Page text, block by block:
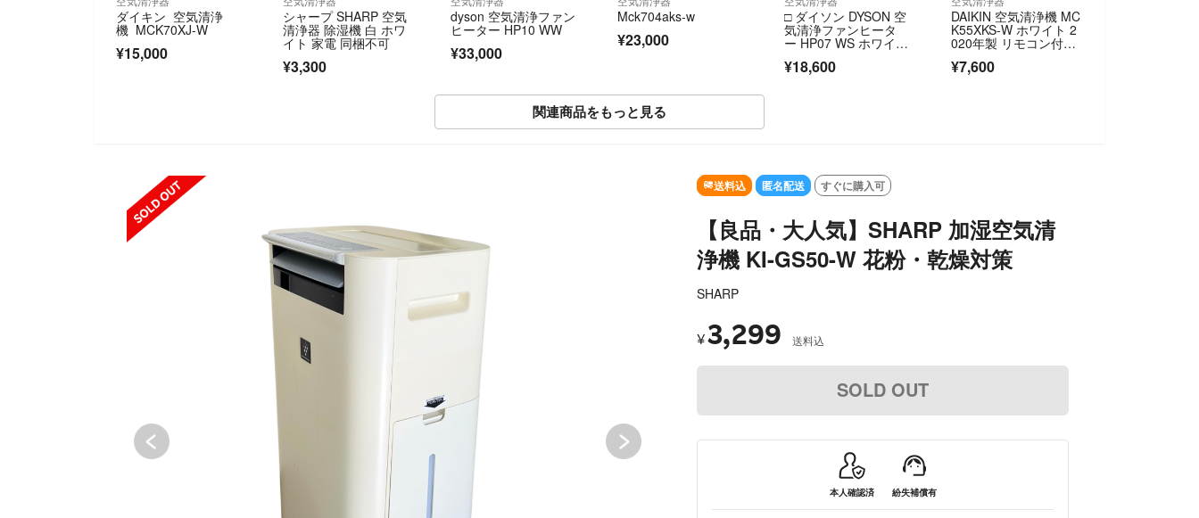
ダイキン 空気清浄
機 MCK70XJ-W
¥15,000
シャープ SHARP 空気
清浄器 除湿機 白 ホワ
イト 家電 同梱不可
¥3,300
dyson 空気清浄ファン
ヒーター HP10 WW
¥33,000
Mck704aks-w
¥23,000
□ ダイソン DYSON 空
気清浄ファンヒータ
ー HP07 WS ホワイ
ンドクール 2300-4727
¥18,600
DAIKIN 空気清浄機 MC
K55XKS-W ホワイト 2
020年製 リモコン付
古】 42605R48
¥7,600
関連商品をもっと見る
SOLD OUT
送料込 匿名配送 すぐに購入可
【良品・大人気】SHARP 加湿空気清
浄機 KI-GS50-W 花粉・乾燥対策
SHARP
¥3,299 送料込
SOLD OUT
本人確認済 紛失補償有